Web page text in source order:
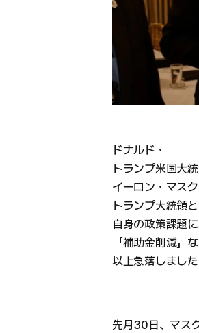
ドナルド・
トランプ米国大
イーロン・マス
トランプ大統領
自身の政策課題
「補助金削減」
以上急落しました
先月30日、マス